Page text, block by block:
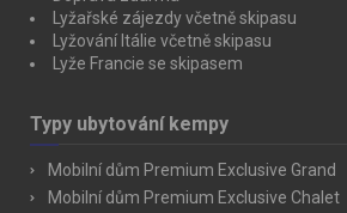
Lyžařské zájezdy včetně skipasu
Lyžování Itálie včetně skipasu
Lyže Francie se skipasem
Typy ubytování kempy
Mobilní dům Premium Exclusive Grand
Mobilní dům Premium Exclusive Chalet